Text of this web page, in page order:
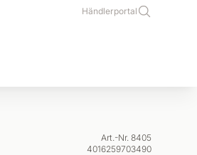
Händlerportal
Art.-Nr. 8405
4016259703490